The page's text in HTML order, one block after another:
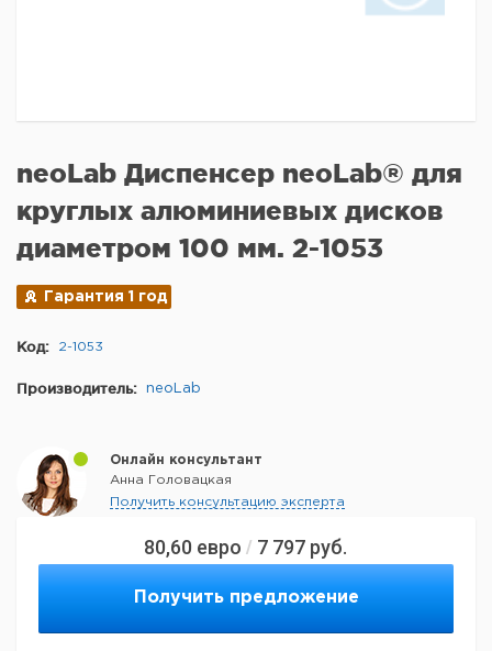
80,60 евро / 7 797 руб.
Получить предложение
neoLab Диспенсер neoLab® для
круглых алюминиевых дисков
диаметром 100 мм. 2-1053
Гарантия 1 год
Код: 2-1053
Производитель: neoLab
Онлайн консультант
Анна Головацкая
Получить консультацию эксперта